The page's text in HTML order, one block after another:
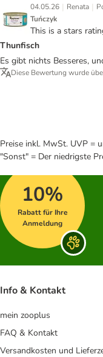
04.05.26 | Renata |
Tuńczyk
This is a stars
Thunfisch
Es gibt nichts Besseres,
Diese Bewertung wurde
Preise inkl. MwSt. UVP =
"Sonst" = Der niedrigste
10%
Rabatt für Ihre
Anmeldung
Info & Kontakt
mein zooplus
FAQ & Kontakt
Versandkosten und